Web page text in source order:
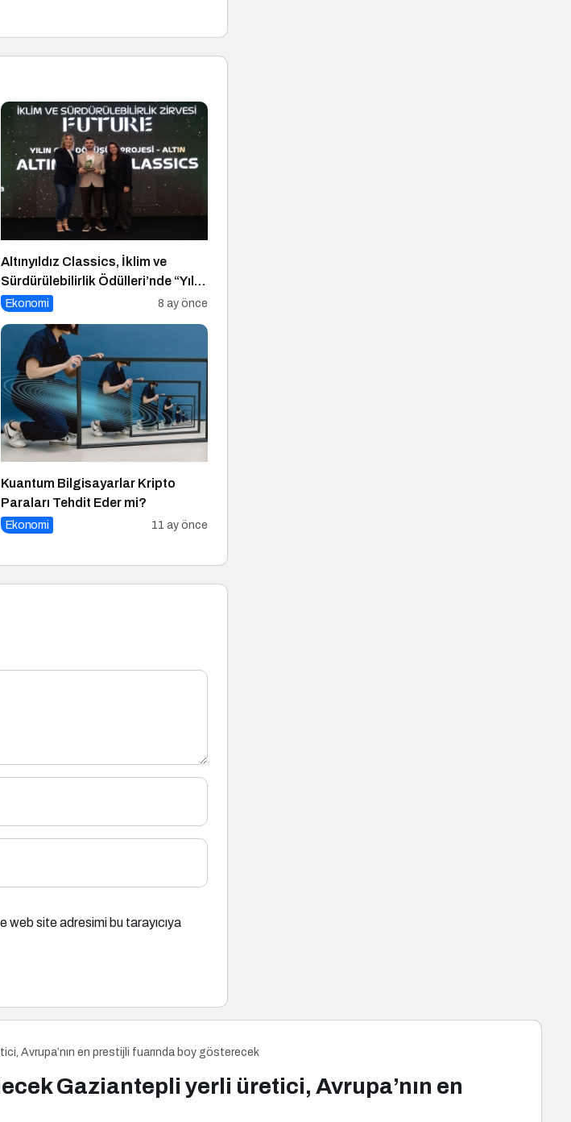
Altınyıldız Classics, İklim ve
Sürdürülebilirlik Ödülleri’nde “Yılın
Geri Dönüşüm Projesi”
Ekonomi 8 ay önce
Kuantum Bilgisayarlar Kripto
Paraları Tehdit Eder mi?
Ekonomi 11 ay önce
web site adresimi bu tarayıcıya
Avrupa’nın en prestijli fuarında boy gösterecek
Gaziantepli yerli üretici, Avrupa’nın en